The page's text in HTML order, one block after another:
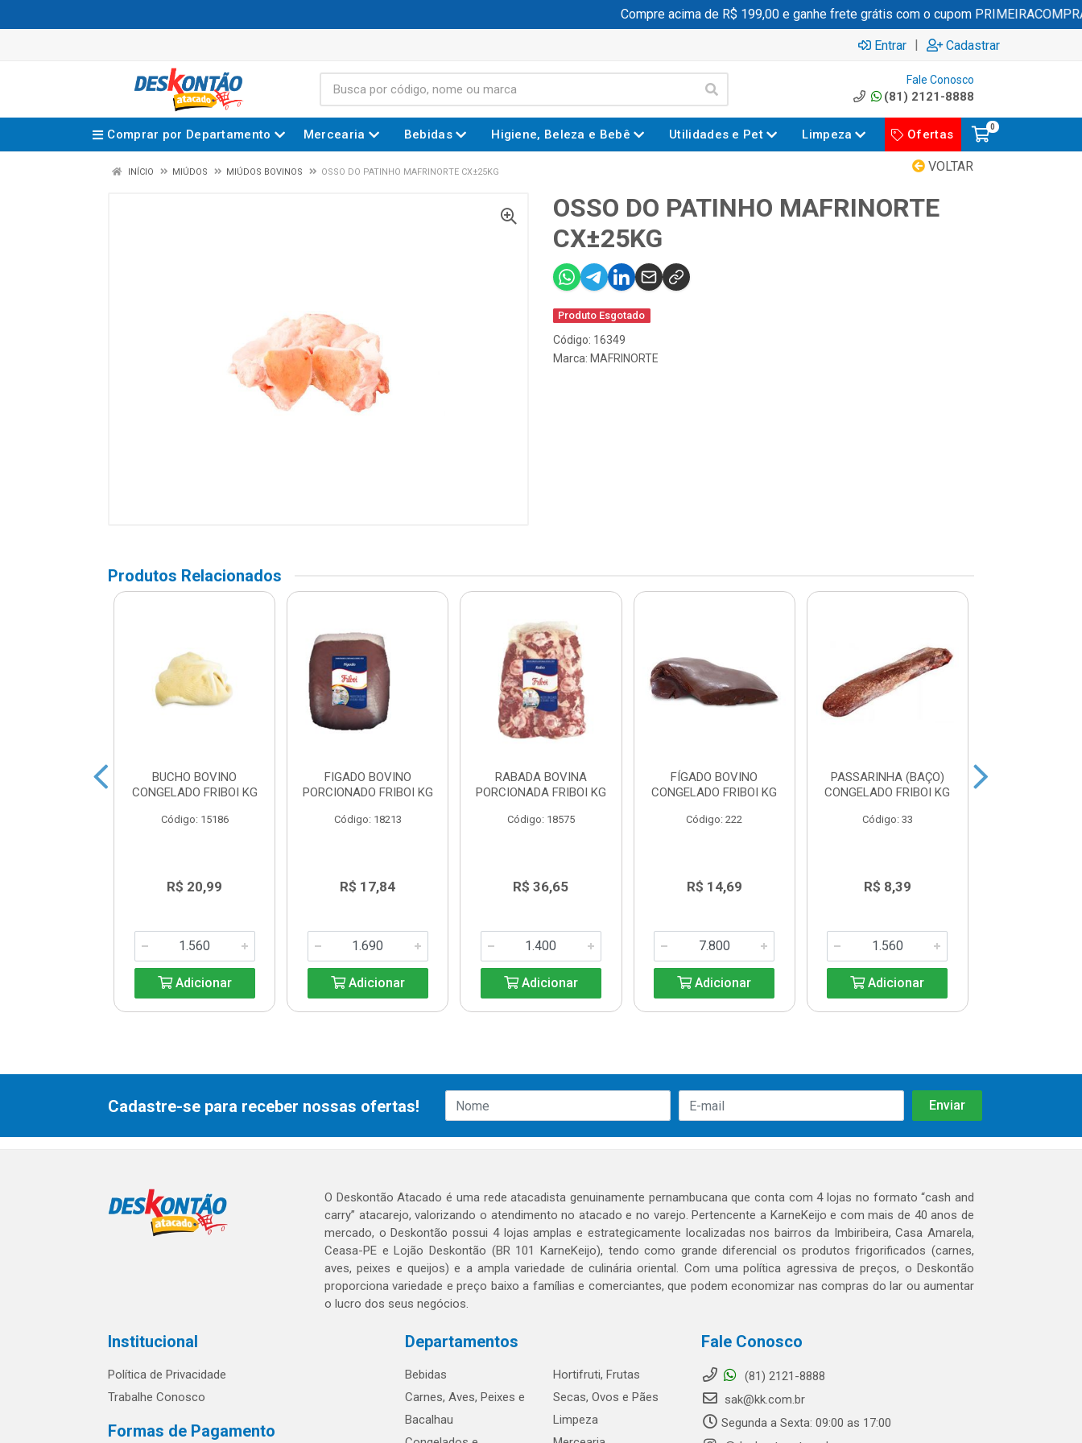
Compre acima de R$ 199,00 e ganhe frete grátis com o cupom PRIMEIRACOMPRA
Entrar | Cadastrar
Fale Conosco
(81) 2121-8888
Comprar por Departamento Mercearia Bebidas Higiene, Beleza e Bebê Utilidades e Pet Limpeza Ofertas
0
VOLTAR
INÍCIO MIÚDOS MIÚDOS BOVINOS OSSO DO PATINHO MAFRINORTE CX±25KG
OSSO DO PATINHO MAFRINORTE
CX±25KG
Produto Esgotado
Código: 16349
Marca: MAFRINORTE
Produtos Relacionados
BUCHO BOVINO
CONGELADO FRIBOI KG
Código: 15186
R$ 20,99
Adicionar
FIGADO BOVINO
PORCIONADO FRIBOI KG
Código: 18213
R$ 17,84
Adicionar
RABADA BOVINA
PORCIONADA FRIBOI KG
Código: 18575
R$ 36,65
Adicionar
FÍGADO BOVINO
CONGELADO FRIBOI KG
Código: 222
R$ 14,69
Adicionar
PASSARINHA (BAÇO)
CONGELADO FRIBOI KG
Código: 33
R$ 8,39
Adicionar
Cadastre-se para receber nossas ofertas!
O Deskontão Atacado é uma rede atacadista genuinamente pernambucana que conta com 4 lojas no formato “cash and
carry” atacarejo, valorizando o atendimento no atacado e no varejo. Pertencente a KarneKeijo e com mais de 40 anos de
mercado, o Deskontão possui 4 lojas amplas e estrategicamente localizadas nos bairros da Imbiribeira, Casa Amarela,
Ceasa-PE e Lojão Deskontão (BR 101 KarneKeijo), tendo como grande diferencial os produtos frigorificados (carnes,
aves, peixes e queijos) e a ampla variedade de culinária oriental. Com uma política agressiva de preços, o Deskontão
proporciona variedade e preço baixo a famílias e comerciantes, que podem economizar nas compras do lar ou aumentar
o lucro dos seus negócios.
Institucional
Política de Privacidade
Trabalhe Conosco
Formas de Pagamento
Departamentos
Bebidas
Carnes, Aves, Peixes e
Bacalhau
Hortifruti, Frutas
Secas, Ovos e Pães
Limpeza
Fale Conosco
(81) 2121-8888
sak@kk.com.br
Segunda a Sexta: 09:00 as 17:00